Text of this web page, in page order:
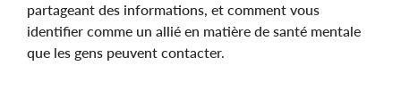
partageant des informations, et comment vous
identifier comme un allié en matière de santé mentale
que les gens peuvent contacter.